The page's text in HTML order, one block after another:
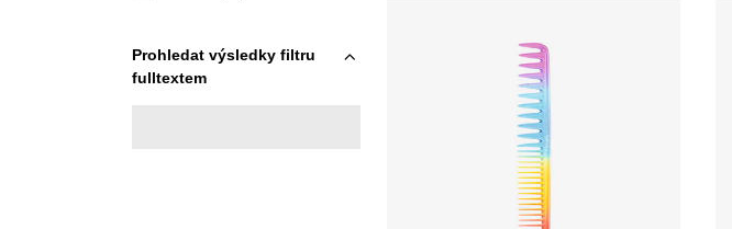
Prohledat výsledky filtru
fulltextem